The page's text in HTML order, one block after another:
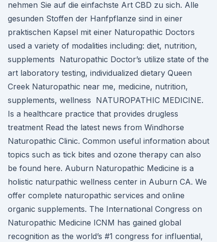
nehmen Sie auf die einfachste Art CBD zu sich. Alle
gesunden Stoffen der Hanfpflanze sind in einer
praktischen Kapsel mit einer Naturopathic Doctors
used a variety of modalities including: diet, nutrition,
supplements Naturopathic Doctor’s utilize state of the
art laboratory testing, individualized dietary Queen
Creek Naturopathic near me, medicine, nutrition,
supplements, wellness NATUROPATHIC MEDICINE.
Is a healthcare practice that provides drugless
treatment Read the latest news from Windhorse
Naturopathic Clinic. Common useful information about
topics such as tick bites and ozone therapy can also
be found here. Auburn Naturopathic Medicine is a
holistic naturpathic wellness center in Auburn CA. We
offer complete naturopathic services and online
organic supplements. The International Congress on
Naturopathic Medicine ICNM has gained global
recognition as the world’s #1 congress for influential,